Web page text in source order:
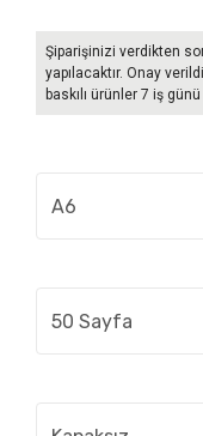
Şiparişinizi verdikten
yapılacaktır. Onay
baskılı ürünler 7 iş